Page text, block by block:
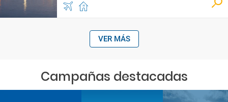
VER MÁS
Campañas destacadas